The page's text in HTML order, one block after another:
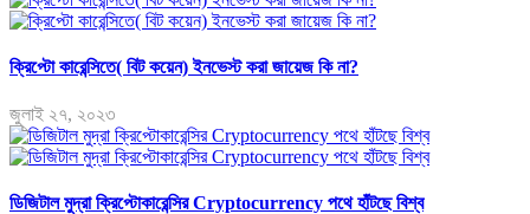
ক্রিপ্টো কারেন্সিতে( বিট কয়েন) ইনভেস্ট করা জায়েজ কি না?
জুলাই ২৭, ২০২৩
ডিজিটাল মুদ্রা ক্রিপ্টোকারেন্সির Cryptocurrency পথে হাঁটছে বিশ্ব